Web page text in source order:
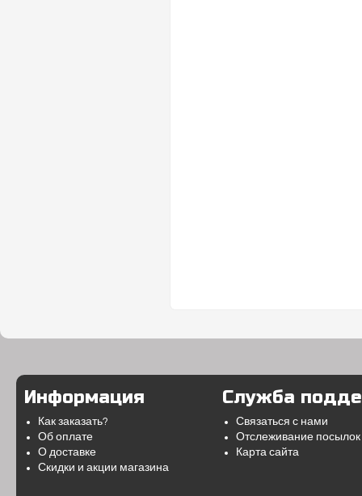
Информация
Как заказать?
Об оплате
О доставке
Скидки и акции магазина
Служба
Связаться с нами
Отслеживание посылок
Карта сайта